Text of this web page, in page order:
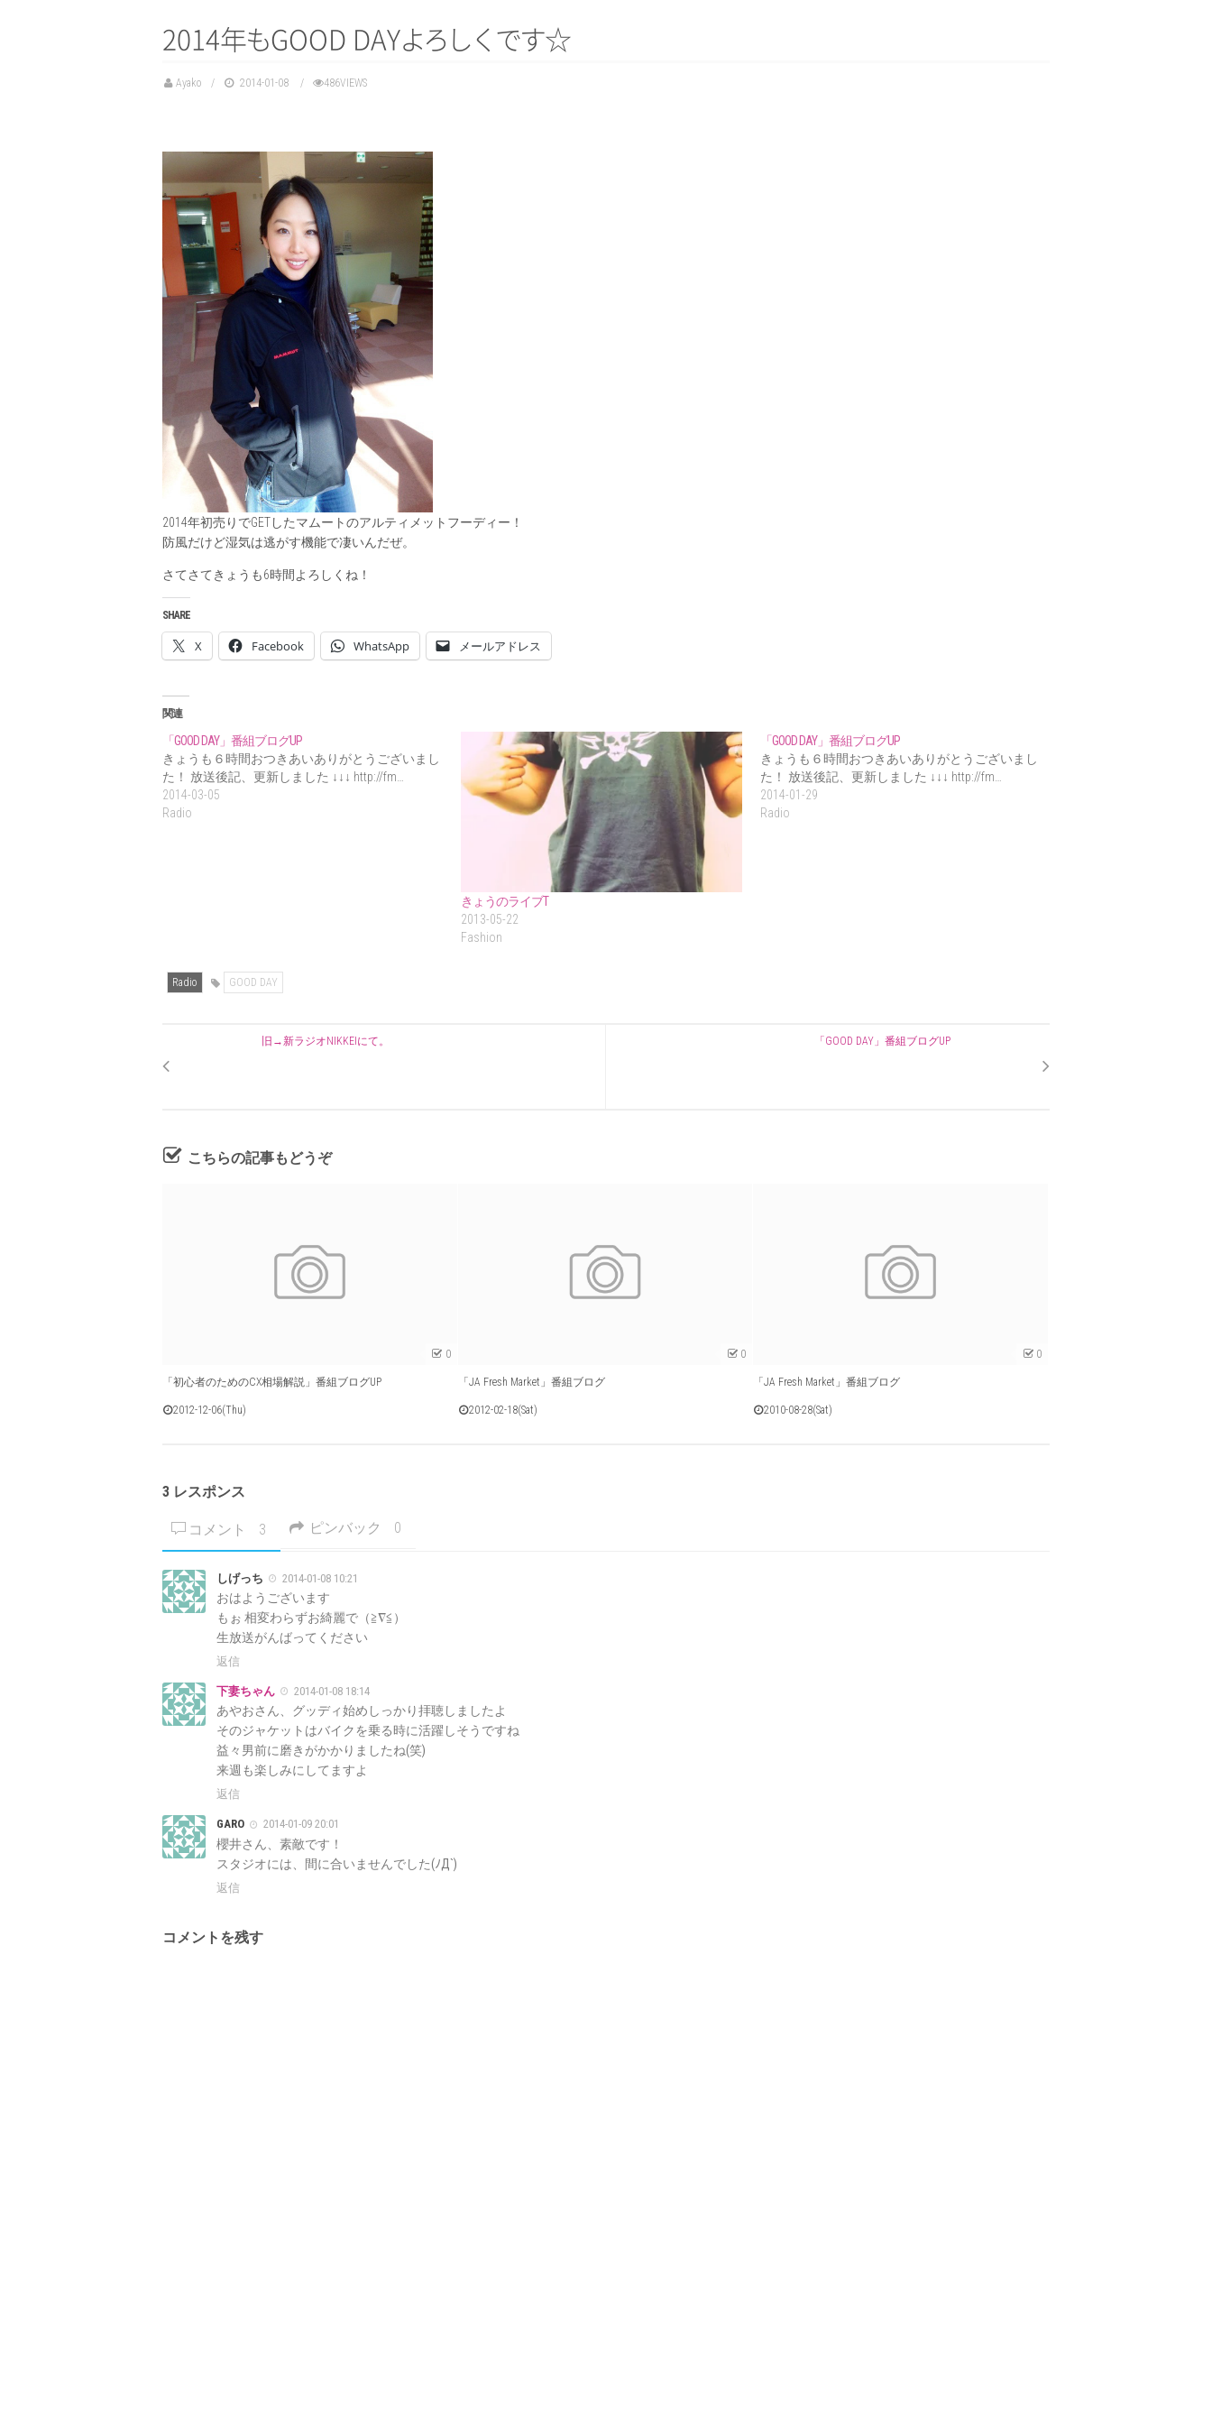
2014年もGOOD DAYよろ しく です☆
Ayako 2014-01-08 486VIEWS
2014年初売りでGETしたマムートのアルティメットフーディー！
防風だけど湿気は逃がす機能で凄いんだぜ。
さてさてきょうも6時間よろしくね！
SHARE
X Facebook WhatsApp メールアドレス
関連
「GOOD DAY」番組ブログUP
きょうも６時間おつきあいありがとうございまし
た！ 放送後記、更新しました ↓↓↓ http://fm…
2014-03-05
Radio
きょうのライブT
2013-05-22
Fashion
「GOOD DAY」番組ブログUP
きょうも６時間おつきあいありがとうございまし
た！ 放送後記、更新しました ↓↓↓ http://fm…
2014-01-29
Radio
Radio GOOD DAY
旧→新ラジオNIKKEIにて。 「GOOD DAY」番組ブログUP
こちらの記事もどうぞ
0
「初心者のためのCX相場解説」番組ブログUP
2012-12-06(Thu)
0
「JA Fresh Market」番組ブログ
2012-02-18(Sat)
0
「JA Fresh Market」番組ブログ
2010-08-28(Sat)
3 レスポンス
コメント 3 ピンバック 0
しげっち 2014-01-08 10:21
おはようございます
もぉ 相変わらずお綺麗で（≧∇≦）
生放送がんばってください
返信
下妻ちゃん 2014-01-08 18:14
あやおさん、グッディ始めしっかり拝聴しましたよ
そのジャケットはバイクを乗る時に活躍しそうですね
益々男前に磨きがかかりましたね(笑)
来週も楽しみにしてますよ
返信
GARO 2014-01-09 20:01
櫻井さん、素敵です！
スタジオには、間に合いませんでした(ﾉД`)
返信
コメントを残す